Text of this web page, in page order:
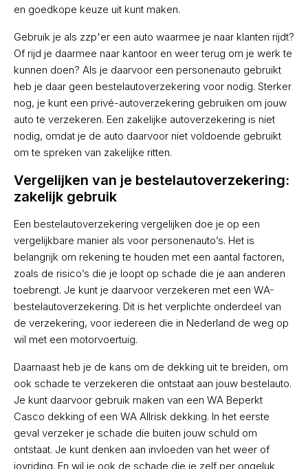
en goedkope keuze uit kunt maken.
Gebruik je als zzp'er een auto waarmee je naar klanten rijdt?
Of rijd je daarmee naar kantoor en weer terug om je werk te
kunnen doen? Als je daarvoor een personenauto gebruikt
heb je daar geen bestelautoverzekering voor nodig. Sterker
nog, je kunt een privé-autoverzekering gebruiken om jouw
auto te verzekeren. Een zakelijke autoverzekering is niet
nodig, omdat je de auto daarvoor niet voldoende gebruikt
om te spreken van zakelijke ritten.
Vergelijken van je bestelautoverzekering:
zakelijk gebruik
Een bestelautoverzekering vergelijken doe je op een
vergelijkbare manier als voor personenauto’s. Het is
belangrijk om rekening te houden met een aantal factoren,
zoals de risico’s die je loopt op schade die je aan anderen
toebrengt. Je kunt je daarvoor verzekeren met een WA-
bestelautoverzekering. Dit is het verplichte onderdeel van
de verzekering, voor iedereen die in Nederland de weg op
wil met een motorvoertuig.
Daarnaast heb je de kans om de dekking uit te breiden, om
ook schade te verzekeren die ontstaat aan jouw bestelauto.
Je kunt daarvoor gebruik maken van een WA Beperkt
Casco dekking of een WA Allrisk dekking. In het eerste
geval verzeker je schade die buiten jouw schuld om
ontstaat. Je kunt denken aan invloeden van het weer of
joyriding. En wil je ook de schade die je zelf per ongeluk